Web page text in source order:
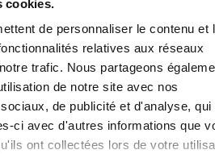
cookies.
de personnaliser le contenu et
relatives aux réseaux
trafic. Nous partageons
de notre site avec nos
de publicité et d'analyse, qui
ci avec d'autres informations que
ont collectées lors de votre